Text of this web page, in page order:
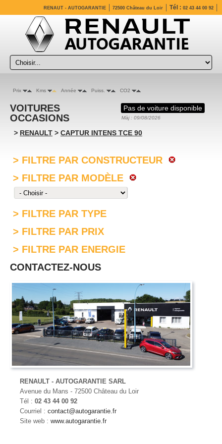
RENAUT - AUTOGARANTIE 72500 Château du Loir Tél : 02 43 44 00 92
Prix Kms Année Puiss. CO2
Pas de voiture disponible
Màj : 09/08/2026
VOITURES
OCCASIONS
> RENAULT > CAPTUR INTENS TCE 90
> FILTRE PAR CONSTRUCTEUR
> FILTRE PAR MODÈLE
> FILTRE PAR TYPE
> FILTRE PAR PRIX
> FILTRE PAR ENERGIE
CONTACTEZ-NOUS
RENAULT - AUTOGARANTIE SARL
Avenue du Mans - 72500 Château du Loir
Tél : 02 43 44 00 92
Courriel : contact@autogarantie.fr
Site web : www.autogarantie.fr